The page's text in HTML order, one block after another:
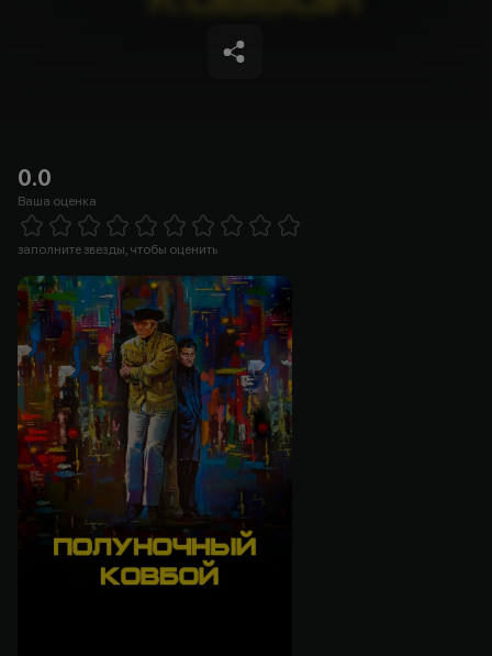
0.0
Ваша оценка
5 Stars
заполните звезды, чтобы оценить